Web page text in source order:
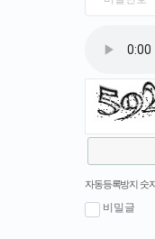
자동등록방지 숫
비밀글